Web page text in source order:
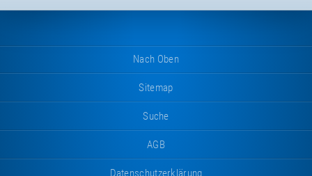
Nach Oben
Sitemap
Suche
AGB
Datenschutzerklärung